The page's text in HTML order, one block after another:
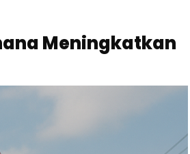
Meningkatkan